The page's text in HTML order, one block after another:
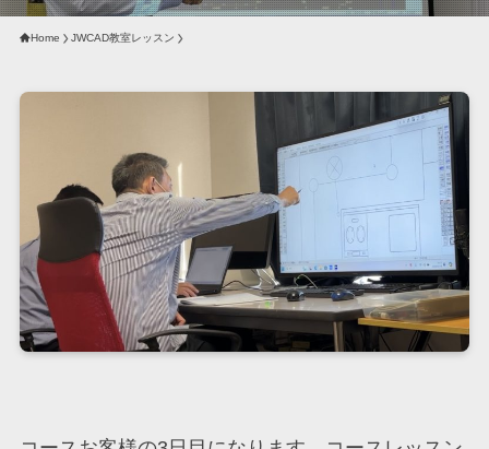
Home JWCAD教室レッスン